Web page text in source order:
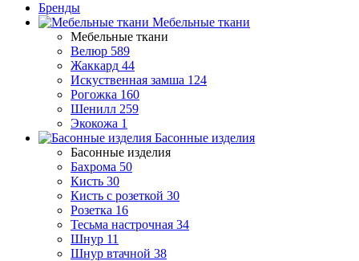
Бренды
Мебельные ткани
Мебельные ткани
Велюр 589
Жаккард 44
Искуственная замша 124
Рогожка 160
Шенилл 259
Экокожа 1
Басонные изделия
Басонные изделия
Бахрома 50
Кисть 30
Кисть с розеткой 30
Розетка 16
Тесьма настрочная 34
Шнур 11
Шнур втачной 38